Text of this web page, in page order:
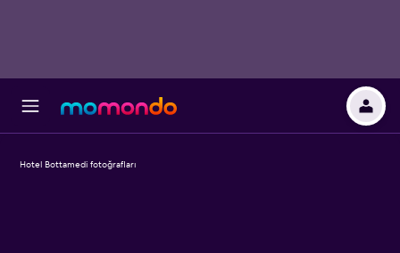
Hotel Bottamedi fotoğrafları